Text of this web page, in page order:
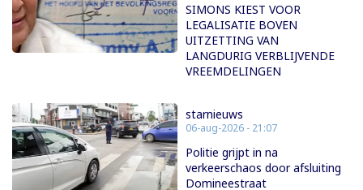
SIMONS KIEST VOOR
LEGALISATIE BOVEN
UITZETTING VAN
LANGDURIG VERBLIJVENDE
VREEMDELINGEN
starnieuws
06-aug-2026 - 21:07
Politie grijpt in na
verkeerschaos door afsluiting
Domineestraat